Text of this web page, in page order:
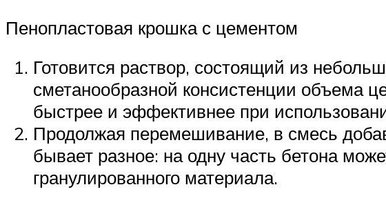
Пенопластовая крошка с цементом
Готовится раствор, состоящий из
сметанообразной консистенции объема
быстрее и эффективнее при
Продолжая перемешивание, в смесь
бывает разное: на одну часть бетона
гранулированного материала.